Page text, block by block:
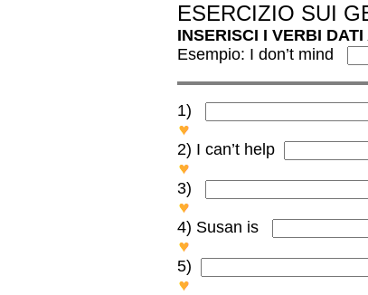
ESERCIZIO SUI
INSERISCI I VERBI
Esempio: I don’t mind
1)
2) I can’t help
3)
4) Susan is
5)